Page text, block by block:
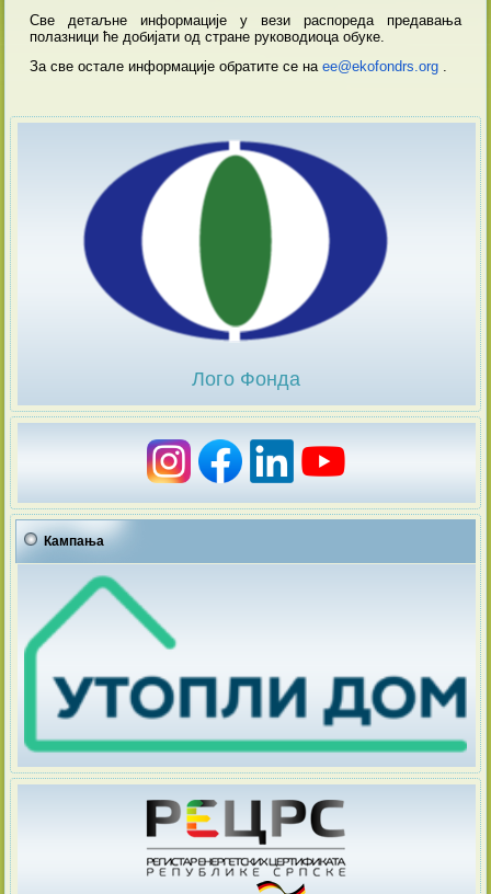
Све детаљне информације у вези распореда предавања
полазници ће добијати од стране руководиоца обуке.
За све остале информације обратите се наee@ekofondrs.org
Лого Фонда
Кампања